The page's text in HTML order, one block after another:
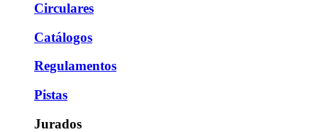
Circulares
Catálogos
Regulamentos
Pistas
Jurados